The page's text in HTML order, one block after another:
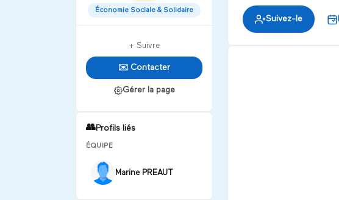
Économie Sociale & Solidaire
+ Suivre
✉️ Contacter
Gérer la page
👥Profils liés
ÉQUIPE
Marine PREAUT
Suivez-le